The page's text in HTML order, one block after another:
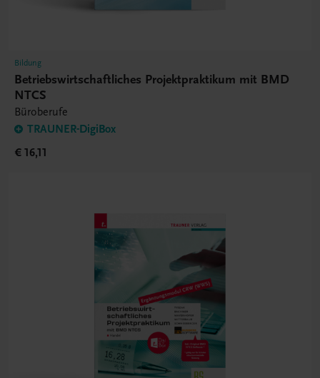
Bildung
Betriebswirtschaftliches Projektpraktikum mit BMD
NTCS
Büroberufe
TRAUNER-DigiBox
€ 16,11